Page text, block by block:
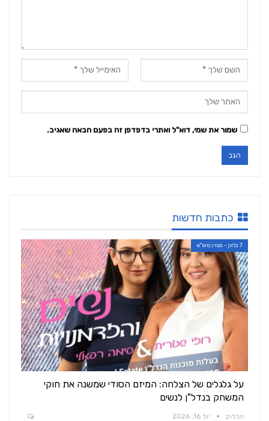
שמור את שמי, דוא"ל ואתרי בדפדפן זה בפעם הבאה שאגיב.
כתבות חדשות
7 בלוק - מגזין סופ"ש
על גלגלים של הצלחה: המיזם הסודי שמשנה את חוקי
המשחק בנדל"ן לנשים
הבלוק יול 16, 2026